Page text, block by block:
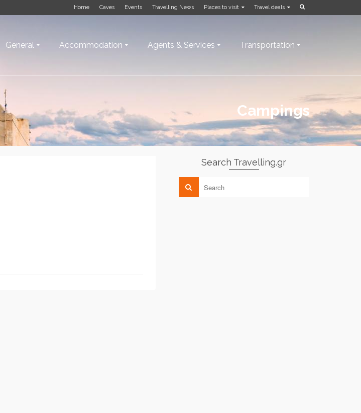
Home Caves Events Travelling News Places to visit Travel deals
General Accommodation Agents & Services Transportation
Campings
Search Travelling.gr